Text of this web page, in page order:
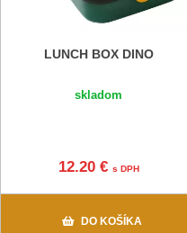
LUNCH BOX DINO
skladom
12.20 € s DPH
DO KOŠÍKA